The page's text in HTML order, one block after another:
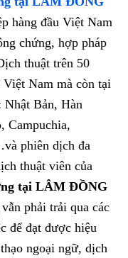
hàng đầu Việt Nam
chứng, hợp pháp
thuật trên 50
Nam mà còn tại
Nhật Bản, Hàn
Campuchia,
phiên dịch đa
thuật viên của
tại LÂM ĐỒNG
phải trải qua các
để đạt được hiệu
ngoại ngữ, dịch